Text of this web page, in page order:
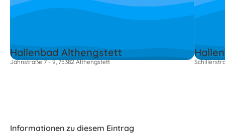
Hallenbad Althengstett
Jahnstraße 7 - 9, 75382 Althengstett
Informationen zu diesem Eintrag